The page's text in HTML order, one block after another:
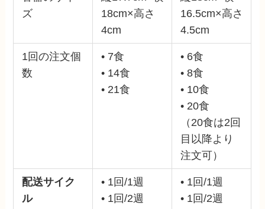
ズ
18cm×高さ
4cm
16.5cm×⾼さ
4.5cm
1回の注文個
数
• 7食
• 14食
• 21食
• 6食
• 8食
• 10食
• 20食
（20食は2回
目以降より
注文可）
配送サイク
ル
• 1回/1週
• 1回/2週
• 1回/1週
• 1回/2週